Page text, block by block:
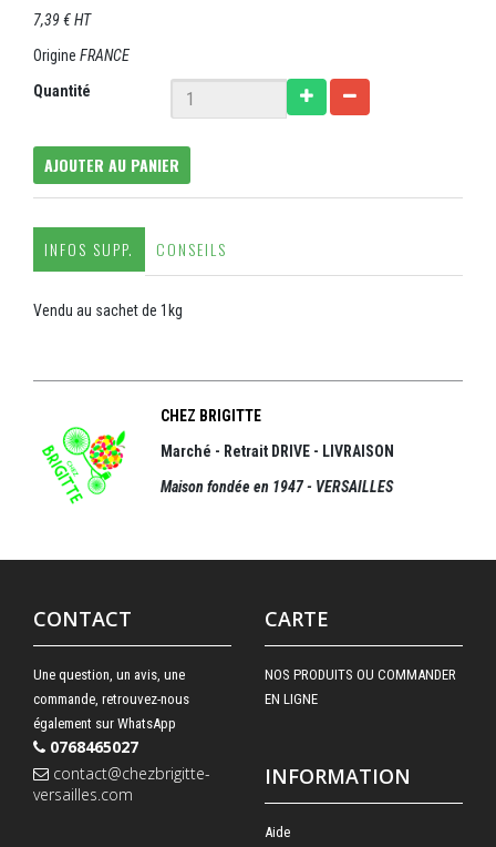
7,39 € HT
Origine FRANCE
Quantité
AJOUTER AU PANIER
INFOS SUPP. CONSEILS
Vendu au sachet de 1kg
CHEZ BRIGITTE
Marché - Retrait DRIVE - LIVRAISON
Maison fondée en 1947 - VERSAILLES
CONTACT
Une question, un avis, une
commande, retrouvez-nous
également sur WhatsApp
0768465027
contact@chezbrigitte-
versailles.com
CARTE
NOS PRODUITS OU COMMANDER
EN LIGNE
INFORMATION
Aide